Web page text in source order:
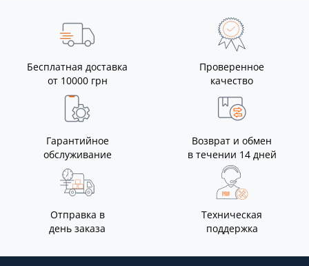
Бесплатная доставка
от 10000 грн
Проверенное
качество
Гарантийное
обслуживание
Возврат и обмен
в течении 14 дней
Отправка в
день заказа
Техническая
поддержка